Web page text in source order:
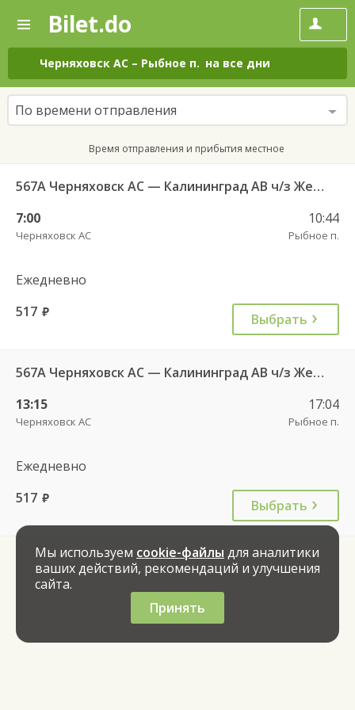
—
Поиск
и
покупка
билетов
на
автобус
онлайн
Bilet.do
Черняховск АС – Рыбное п. на все дни
По времени отправления
Время отправления и прибытия местное
567А Черняховск АС — Калининград АВ ч/з Железнодорожный КДП, Правдинск КДП
7:00
Черняховск АС
10:44
Рыбное п.
Ежедневно
517 руб. Выбрать
567А Черняховск АС — Калининград АВ ч/з Железнодорожный КДП, Правдинск КДП
13:15
Черняховск АС
17:04
Рыбное п.
Ежедневно
517 руб. Выбрать
Мы используем cookie-файлы для аналитики
ваших действий, рекомендаций и улучшения
сайта.
Принять